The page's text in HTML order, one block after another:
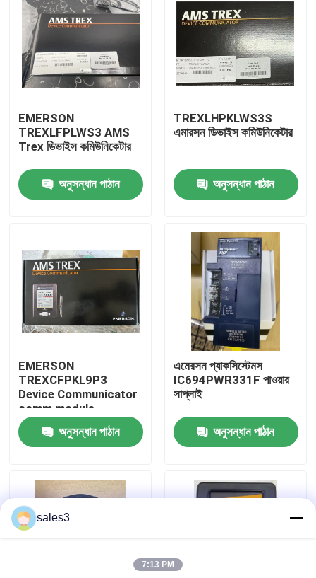
বাড়ি
আমাদের সম্বন্ধে
কারখানা পরিদর্শন
খবর
একটি উদ্ধৃতি অনুরোধ করুন
News
ALLEN BRADLEY পিএলসি পণ্য
PEPPERL FUCHS বিচ্ছিন্ন বাধা
EMERSON
TREXLFPLWS3 AMS
Trex ডিভাইস কমিউনিকেটার
অনুসন্ধান পাঠান
TREXLHPKLWS3S
এমারসন ডিভাইস কমিউনিকেটার
অনুসন্ধান পাঠান
EMERSON
TREXCFPKL9P3
Device Communicator
comm module
অনুসন্ধান পাঠান
এমেরসন প্যাকসিস্টেমস
IC694PWR331F পাওয়ার
সাপ্লাই
অনুসন্ধান পাঠান
sales3
7:13 PM